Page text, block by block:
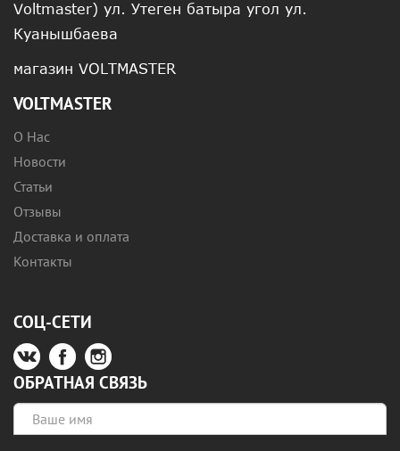
Voltmaster) ул. Утеген батыра угол ул.
Куанышбаева
магазин VOLTMASTER
VOLTMASTER
О Нас
Новости
Статьи
Отзывы
Доставка и оплата
Контакты
СОЦ-СЕТИ
ОБРАТНАЯ СВЯЗЬ